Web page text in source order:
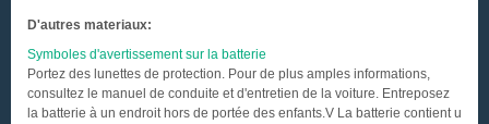
D'autres materiaux:
Symboles d'avertissement sur la batterie
Portez des lunettes de protection. Pour de plus amples informations,
consultez le manuel de conduite et d'entretien de la voiture. Entreposez
la batterie à un endroit hors de portée des enfants.V La batterie contient u